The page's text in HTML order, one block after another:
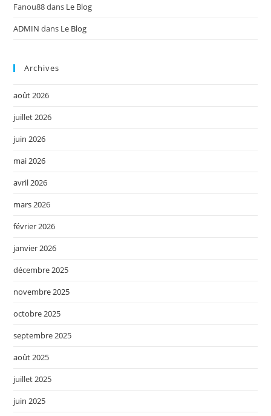
Fanou88dans Le Blog
ADMIN dans Le Blog
Archives
août 2026
juillet 2026
juin 2026
mai 2026
avril 2026
mars 2026
février 2026
janvier 2026
décembre 2025
novembre 2025
octobre 2025
septembre 2025
août 2025
juillet 2025
juin 2025